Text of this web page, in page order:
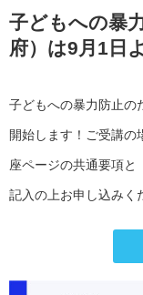
子どもへの暴
府）は9月1日
子どもへの暴力防止の
開始します！ご受講
座ページの共通要項と
記入の上お申し込みく